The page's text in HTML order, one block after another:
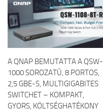
A QNAP BEMUTATTA A QSW-
1000 SOROZATÚ, 8 PORTOS,
2,5 GBE-S, MULTIGIGABITES
SWITCHET – KOMPAKT,
GYORS, KÖLTSÉGHATÉKONY